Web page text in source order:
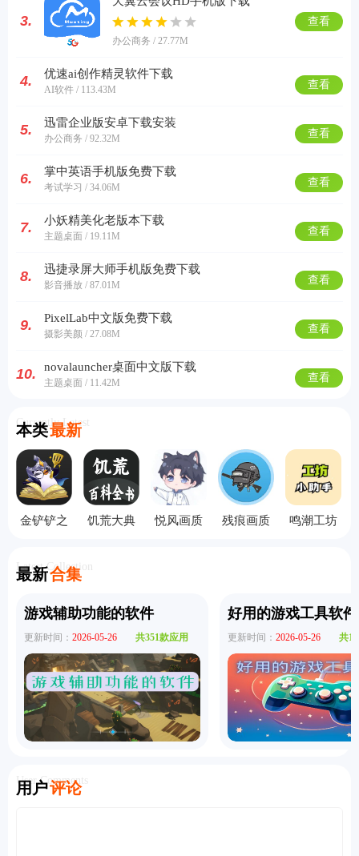
3.
办公商务 / 27.77M
查看
4. 优速ai创作精灵软件下载
AI软件 / 113.43M 查看
5. 迅雷企业版安卓下载安装
办公商务 / 92.32M 查看
6. 掌中英语手机版免费下载
考试学习 / 34.06M 查看
7. 小妖精美化老版本下载
主题桌面 / 19.11M 查看
8. 迅捷录屏大师手机版免费下载
影音播放 / 87.01M 查看
9. PixelLab中文版免费下载
摄影美颜 / 27.08M 查看
10. novalauncher桌面中文版下载
主题桌面 / 11.42M 查看
本类最新
Currently Latest
金铲铲之
饥荒大典
悦风画质
残痕画质
鸣潮工坊
最新合集
Latest Collection
游戏辅助功能的软件
更新时间： 2026-05-26 共351款应用
好用的游戏工具软件
更新时间： 2026-05-26 共
用户评论
User Comments